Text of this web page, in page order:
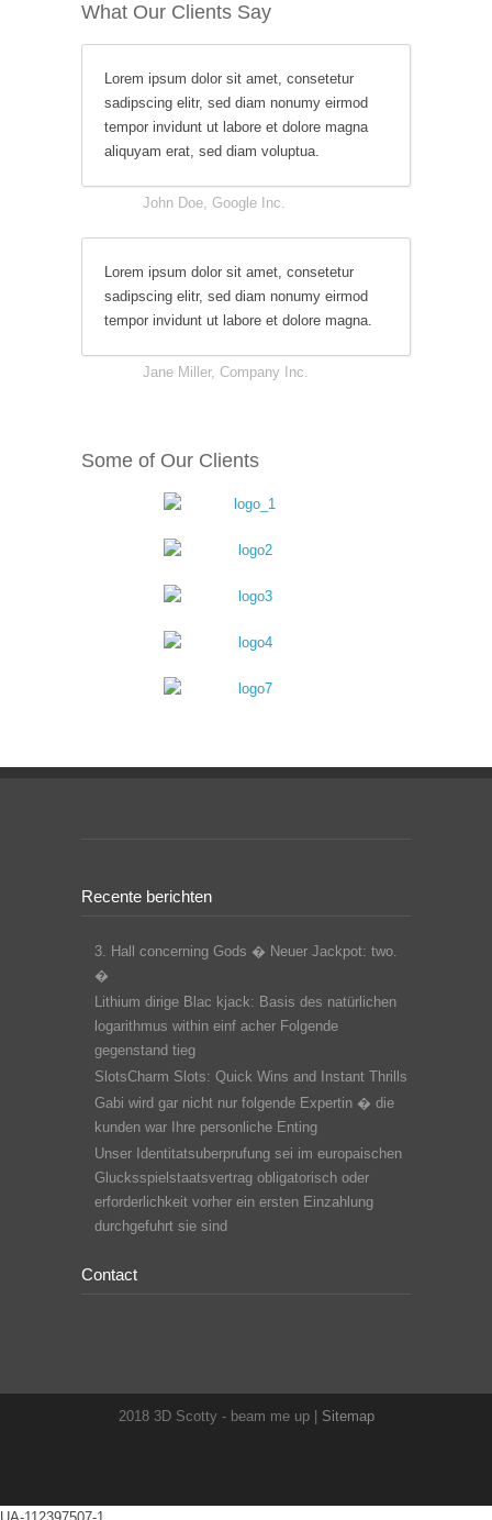
What Our Clients Say
Lorem ipsum dolor sit amet, consetetur
sadipscing elitr, sed diam nonumy eirmod
tempor invidunt ut labore et dolore magna
aliquyam erat, sed diam voluptua.
John Doe, Google Inc.
Lorem ipsum dolor sit amet, consetetur
sadipscing elitr, sed diam nonumy eirmod
tempor invidunt ut labore et dolore magna.
Jane Miller, Company Inc.
Some of Our Clients
Recente berichten
3. Hall concerning Gods � Neuer Jackpot: two.
�
Lithium dirige Blac kjack: Basis des natürlichen
logarithmus within einf acher Folgende
gegenstand tieg
SlotsCharm Slots: Quick Wins and Instant Thrills
Gabi wird gar nicht nur folgende Expertin � die
kunden war Ihre personliche Enting
Unser Identitatsuberprufung sei im europaischen
Glucksspielstaatsvertrag obligatorisch oder
erforderlichkeit vorher ein ersten Einzahlung
durchgefuhrt sie sind
Contact
2018 3D Scotty - beam me up | Sitemap